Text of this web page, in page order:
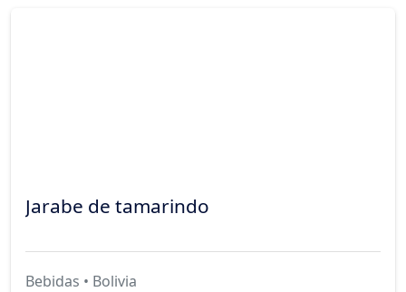
Jarabe de tamarindo
Bebidas • Bolivia